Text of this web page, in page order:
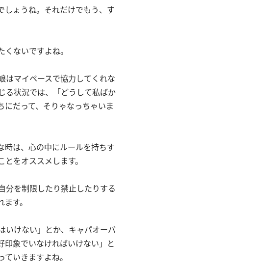
しょうね。それだけでもう、す
ないですよね。
はマイペースで協力してくれな
る状況では、「どうして私ばか
だって、そりゃなっちゃいま
時は、心の中にルールを持ちす
をオススメします。
分を制限したり禁止したりする
す。
いけない」とか、キャパオーバ
印象でいなければいけない」と
いきますよね。